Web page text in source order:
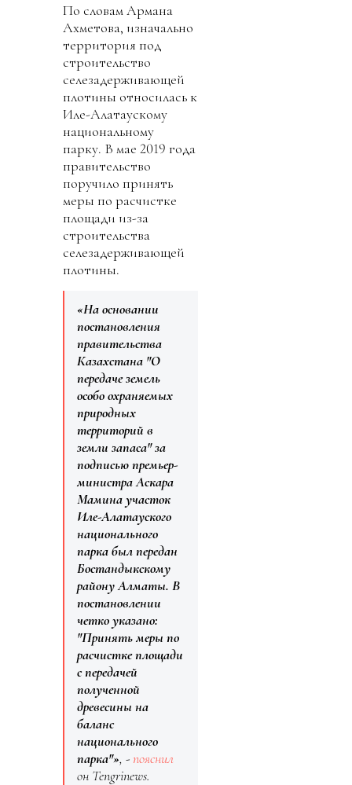
По словам Армана
Ахметова, изначально
территория под
строительство
селезадерживающей
плотины относилась к
Иле-Алатаускому
национальному
парку. В мае 2019 года
правительство
поручило принять
меры по расчистке
площади из-за
строительства
селезадерживающей
плотины.
«На основании
постановления
правительства
Казахстана "О
передаче земель
особо охраняемых
природных
территорий в
земли запаса" за
подписью премьер-
министра Аскара
Мамина участок
Иле-Алатауского
национального
парка был передан
Бостандыкскому
району Алматы. В
постановлении
четко указано:
"Принять меры по
расчистке площади
с передачей
полученной
древесины на
баланс
национального
парка"», -пояснил
он Tengrinews.